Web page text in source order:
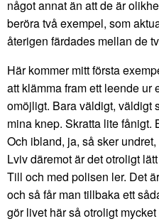
något annat än att de är
beröra två exempel, som
återigen färdades mellan de
Här kommer mitt första
att klämma fram ett leende ur
omöjligt. Bara väldigt, väldigt
mina knep. Skratta lite fånigt.
Och ibland, ja, så sker
Lviv däremot är det otroligt
Till och med polisen ler. Det
och så får man tillbaka ett
gör livet här så otroligt mycket